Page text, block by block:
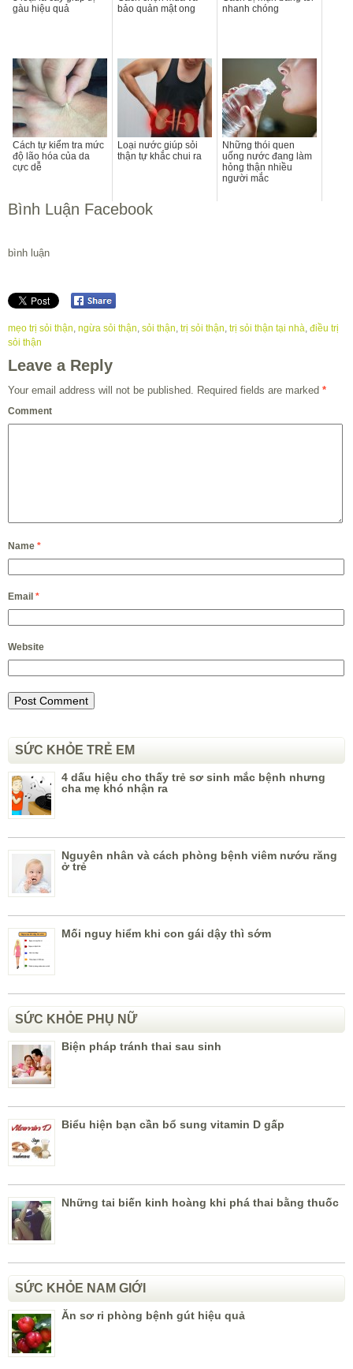
gàu hiệu quả
bảo quản mật ong
nhanh chóng
Cách tự kiểm tra mức
độ lão hóa của da
cực dễ
Loại nước giúp sỏi
thận tự khắc chui ra
Những thói quen
uống nước đang làm
hỏng thận nhiều
người mắc
Bình Luận Facebook
bình luận
mẹo trị sỏi thận ngừa sỏi thận sỏi thận trị sỏi thận trị sỏi thận tại nhà điều trị
sỏi thận
Leave a Reply
Your email address will not be published. Required fields are marked *
Comment
Name *
Email *
Website
SỨC KHỎE TRẺ EM
4 dấu hiệu cho thấy trẻ sơ sinh mắc bệnh nhưng
cha mẹ khó nhận ra
Nguyên nhân và cách phòng bệnh viêm nướu răng
ở trẻ
Mối nguy hiểm khi con gái dậy thì sớm
SỨC KHỎE PHỤ NỮ
Biện pháp tránh thai sau sinh
Biểu hiện bạn cần bổ sung vitamin D gấp
Những tai biến kinh hoàng khi phá thai bằng thuốc
SỨC KHỎE NAM GIỚI
Ăn sơ ri phòng bệnh gút hiệu quả